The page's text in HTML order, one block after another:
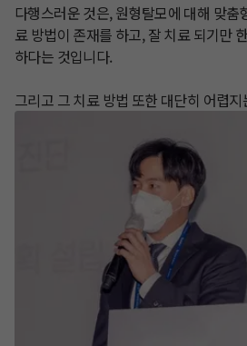
다행스러운 것은, 원형탈모에 대해 맞춤
료 방법이 존재를 하고, 잘 치료 되기만
하다는 것입니다.
그리고 그 치료 방법 또한 대단히 어렵